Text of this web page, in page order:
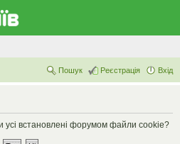
Вхід
Реєстрація
Пошук
усі встановлені форумом файли cookie?